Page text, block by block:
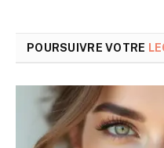
POURSUIVRE VOTRE